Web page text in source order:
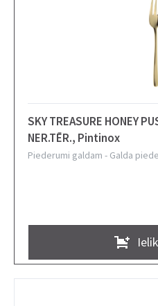
SKY TREASURE HONEY
NER.TĒR., Pintinox
Piederumi galdam - Galda